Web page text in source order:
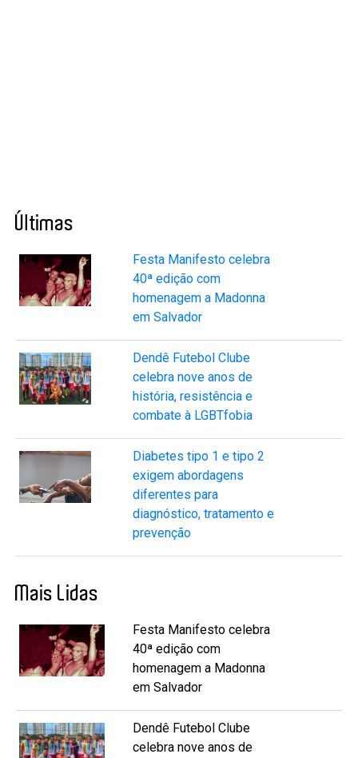
Últimas
Festa Manifesto celebra
40ª edição com
homenagem a Madonna
em Salvador
Dendê Futebol Clube
celebra nove anos de
história, resistência e
combate à LGBTfobia
Diabetes tipo 1 e tipo 2
exigem abordagens
diferentes para
diagnóstico, tratamento e
prevenção
Mais Lidas
Festa Manifesto celebra
40ª edição com
homenagem a Madonna
em Salvador
Dendê Futebol Clube
celebra nove anos de